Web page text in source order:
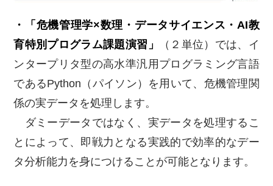
・「危機管理学×数理・データサイエンス・AI教
育特別プログラム課題演習」
（２単位）では、イ
ンタープリタ型の高水準汎用プログラミング言語
であるPython（パイソン）を用いて、危機管理関
係の実データを処理します。
ダミーデータではなく、実データを処理するこ
とによって、即戦力となる実践的で効率的なデー
タ分析能力を身につけることが可能となります。